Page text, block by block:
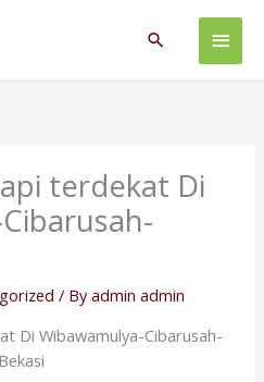
Main
Search
terdekat Di
/ Byadmin admin
Di Wibawamulya-Cibarusah-
Bekasi